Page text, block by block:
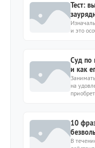
Тест:
и это
Суд по
и как
на
10
В